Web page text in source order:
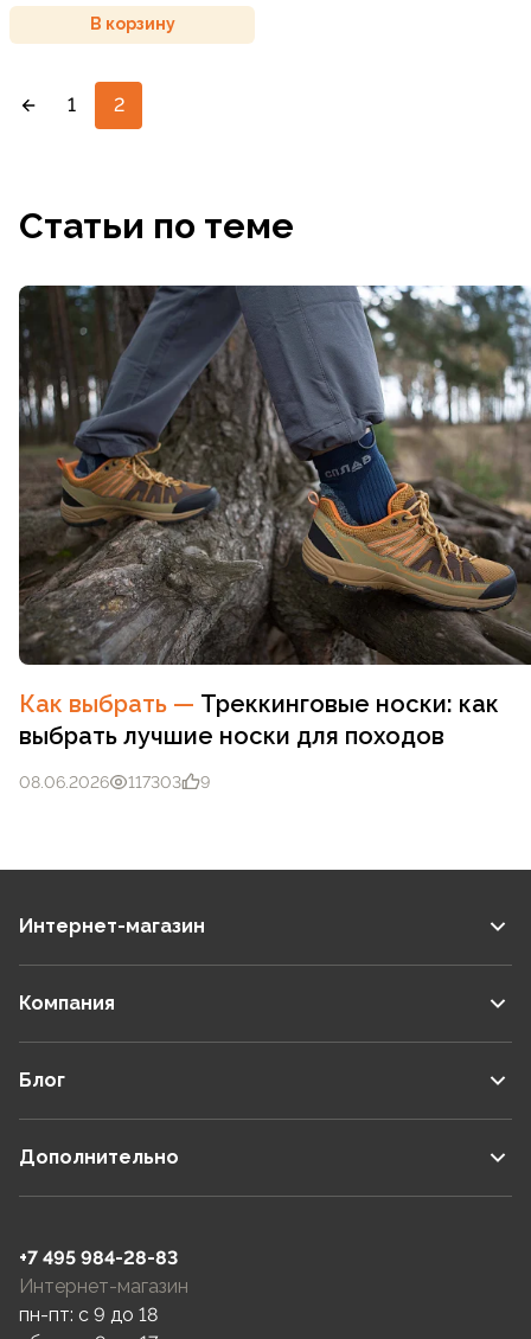
В корзину
1 2
Статьи по теме
Как выбрать — Треккинговые носки: как
выбрать лучшие носки для походов
08.06.2026 117303 9
Интернет-магазин
Компания
Блог
Дополнительно
+7 495 984-28-83
Интернет-магазин
пн-пт: c 9 до 18